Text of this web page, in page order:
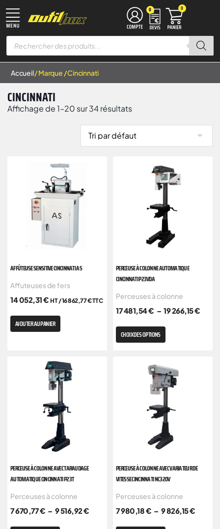
0 0
Accueil/ Marque / Cincinnati
CINCINNATI
Affichage de 1–20 sur 34 résultats
AFFÛTEUSE SENSITIVE CINCINNATI AS
Affuteuses de fers
14 052,31€ HT /16 862,77€TTC
AJOUTER AU PANIER
PERCEUSE À COLONNE AUTOMATIQUE
CINCINNATI P23VDA
Perceuses à colonne
17 481,54€ – 19 266,15€
CHOIX DES OPTIONS
PERCEUSE À COLONNE AVEC TARAUDAGE
AUTOMATIQUE CINCINNATI P23T
Perceuses à colonne
7 670,77€ – 9 516,92€
PERCEUSE À COLONNE AVEC VARIATEUR DE
VITESSE CINCINNATI NC320V
Perceuses à colonne
7 980,18€ – 9 826,15€